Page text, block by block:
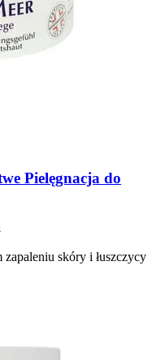
Pielęgnacja do
skóry i łuszczycy